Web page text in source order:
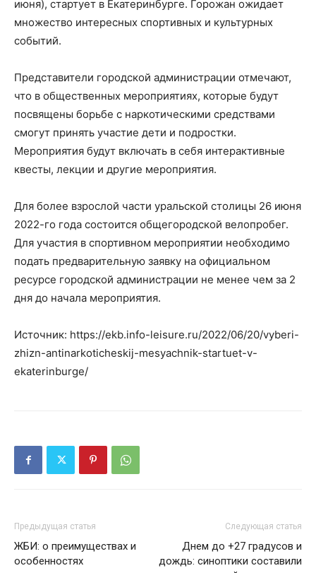
июня), стартует в Екатеринбурге. Горожан ожидает
множество интересных спортивных и культурных
событий.
Представители городской администрации отмечают,
что в общественных мероприятиях, которые будут
посвящены борьбе с наркотическими средствами
смогут принять участие дети и подростки.
Мероприятия будут включать в себя интерактивные
квесты, лекции и другие мероприятия.
Для более взрослой части уральской столицы 26 июня
2022-го года состоится общегородской велопробег.
Для участия в спортивном мероприятии необходимо
подать предварительную заявку на официальном
ресурсе городской администрации не менее чем за 2
дня до начала мероприятия.
Источник: https://ekb.info-leisure.ru/2022/06/20/vyberi-
zhizn-antinarkoticheskij-mesyachnik-startuet-v-
ekaterinburge/
Предыдущая статья
ЖБИ: о преимуществах и
особенностях
Следующая статья
Днем до +27 градусов и
дождь: синоптики составили